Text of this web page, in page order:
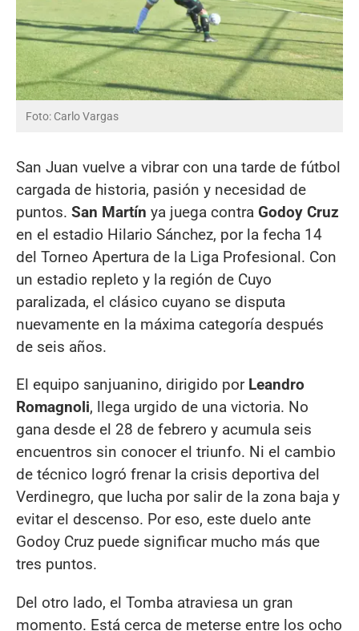
Foto: Carlo Vargas
San Juan vuelve a vibrar con una tarde de fútbol
cargada de historia, pasión y necesidad de
puntos. San Martín ya juega contra Godoy Cruz
en el estadio Hilario Sánchez, por la fecha 14
del Torneo Apertura de la Liga Profesional. Con
un estadio repleto y la región de Cuyo
paralizada, el clásico cuyano se disputa
nuevamente en la máxima categoría después
de seis años.
El equipo sanjuanino, dirigido por Leandro
Romagnoli, llega urgido de una victoria. No
gana desde el 28 de febrero y acumula seis
encuentros sin conocer el triunfo. Ni el cambio
de técnico logró frenar la crisis deportiva del
Verdinegro, que lucha por salir de la zona baja y
evitar el descenso. Por eso, este duelo ante
Godoy Cruz puede significar mucho más que
tres puntos.
Del otro lado, el Tomba atraviesa un gran
momento. Está cerca de meterse entre los ocho